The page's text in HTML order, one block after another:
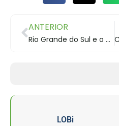
ANTERIOR
Rio Grande do Sul e o Cicloturismo
LOBi